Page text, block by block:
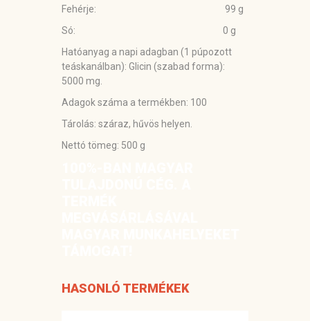
Fehérje: 99 g
Só: 0 g
Hatóanyag a napi adagban (1 púpozott
teáskanálban): Glicin (szabad forma):
5000 mg.
Adagok száma a termékben: 100
Tárolás: száraz, hűvös helyen.
Nettó tömeg: 500 g
HASONLÓ TERMÉKEK